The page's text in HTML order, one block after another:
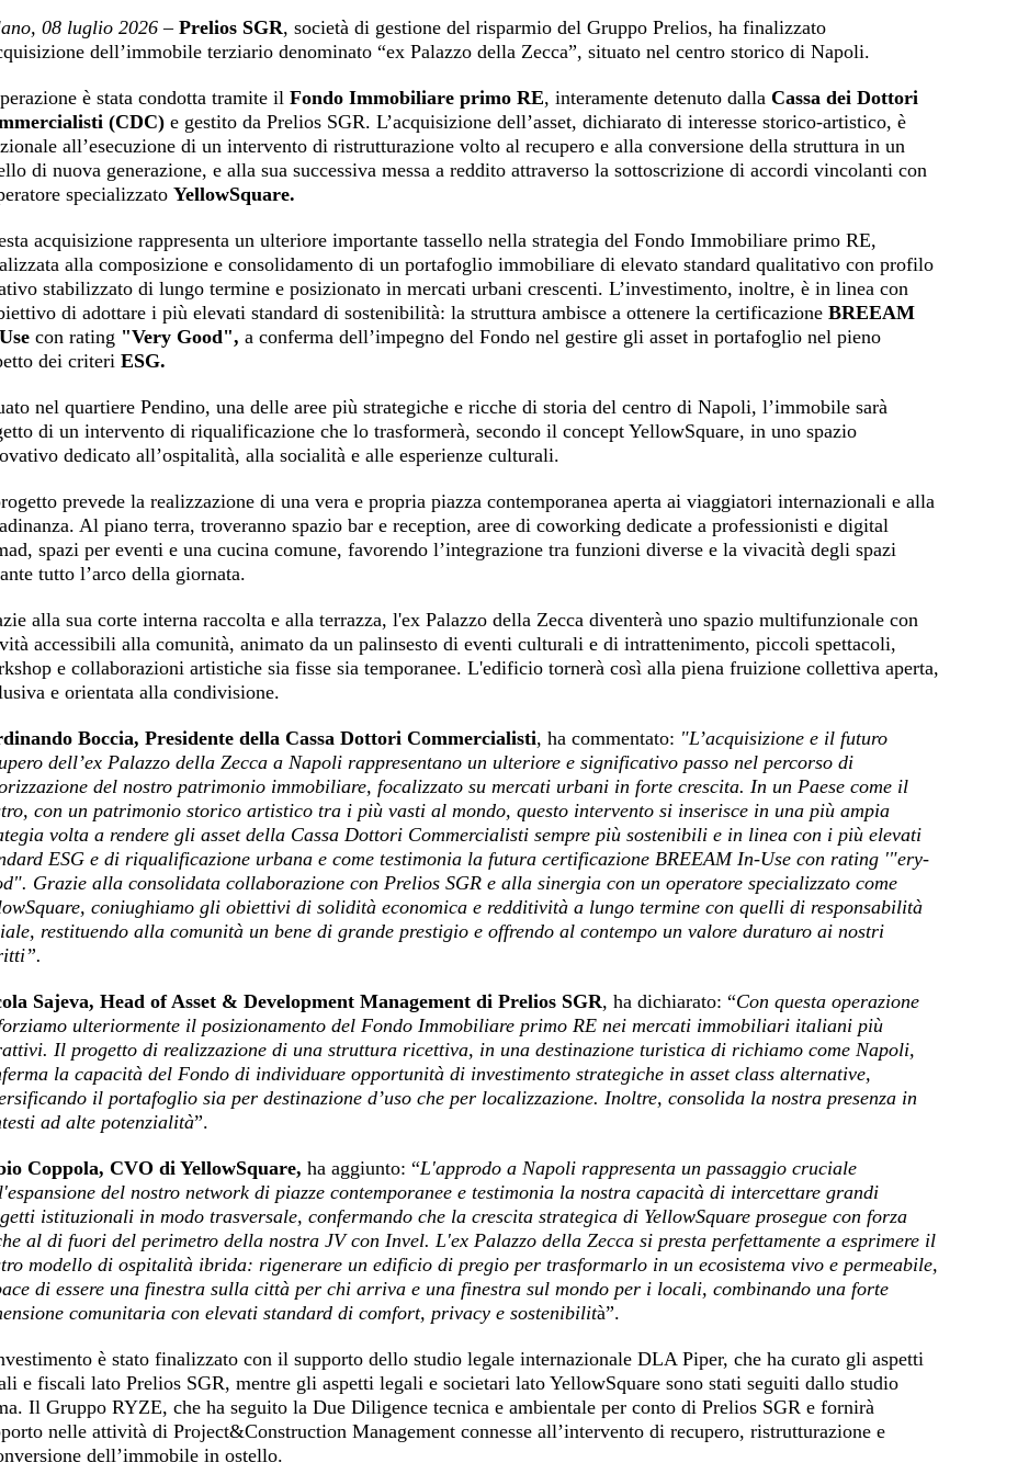
08 luglio 2026– Prelios SGR, società di gestione del risparmio del Gruppo Prelios, ha finalizzato
dell’immobile terziario denominato “ex Palazzo della Zecca”, situato nel centro storico di Napoli.
è stata condotta tramite il Fondo Immobiliare primo RE, interamente detenuto dalla Cassa dei Dottori
(CDC) e gestito da Prelios SGR. L’acquisizione dell’asset, dichiarato di interesse storico-artistico, è
all’esecuzione di un intervento di ristrutturazione volto al recupero e alla conversione della struttura in un
di nuova generazione, e alla sua successiva messa a reddito attraverso la sottoscrizione di accordi vincolanti con
specializzato YellowSquare.
acquisizione rappresenta un ulteriore importante tassello nella strategia del Fondo Immobiliare primo RE,
alla composizione e consolidamento di un portafoglio immobiliare di elevato standard qualitativo con profilo
stabilizzato di lungo termine e posizionato in mercati urbani crescenti. L’investimento, inoltre, è in linea con
di adottare i più elevati standard di sostenibilità: la struttura ambisce a ottenere la certificazione BREEAM
con rating "Very Good", a conferma dell’impegno del Fondo nel gestire gli asset in portafoglio nel pieno
dei criteri ESG.
nel quartiere Pendino, una delle aree più strategiche e ricche di storia del centro di Napoli, l’immobile sarà
di un intervento di riqualificazione che lo trasformerà, secondo il concept YellowSquare, in uno spazio
dedicato all’ospitalità, alla socialità e alle esperienze culturali.
prevede la realizzazione di una vera e propria piazza contemporanea aperta ai viaggiatori internazionali e alla
Al piano terra, troveranno spazio bar e reception, aree di coworking dedicate a professionisti e digital
spazi per eventi e una cucina comune, favorendo l’integrazione tra funzioni diverse e la vivacità degli spazi
tutto l’arco della giornata.
alla sua corte interna raccolta e alla terrazza, l'ex Palazzo della Zecca diventerà uno spazio multifunzionale con
accessibili alla comunità, animato da un palinsesto di eventi culturali e di intrattenimento, piccoli spettacoli,
e collaborazioni artistiche sia fisse sia temporanee. L'edificio tornerà così alla piena fruizione collettiva aperta,
e orientata alla condivisione.
Boccia, Presidente della Cassa Dottori Commercialisti, ha commentato: "L’acquisizione e il futuro
dell’ex Palazzo della Zecca a Napoli rappresentano un ulteriore e significativo passo nel percorso di
del nostro patrimonio immobiliare, focalizzato su mercati urbani in forte crescita. In un Paese come il
con un patrimonio storico artistico tra i più vasti al mondo, questo intervento si inserisce in una più ampia
volta a rendere gli asset della Cassa Dottori Commercialisti sempre più sostenibili e in linea con i più elevati
ESG e di riqualificazione urbana e come testimonia la futura certificazione BREEAM In-Use con rating '"ery-
Grazie alla consolidata collaborazione con Prelios SGR e alla sinergia con un operatore specializzato come
coniughiamo gli obiettivi di solidità economica e redditività a lungo termine con quelli di responsabilità
restituendo alla comunità un bene di grande prestigio e offrendo al contempo un valore duraturo ai nostri
Sajeva, Head of Asset & Development Management di Prelios SGR, ha dichiarato: “Con questa operazione
ulteriormente il posizionamento del Fondo Immobiliare primo RE nei mercati immobiliari italiani più
Il progetto di realizzazione di una struttura ricettiva, in una destinazione turistica di richiamo come Napoli,
la capacità del Fondo di individuare opportunità di investimento strategiche in asset class alternative,
il portafoglio sia per destinazione d’uso che per localizzazione. Inoltre, consolida la nostra presenza in
ad alte potenzialità”.
Coppola, CVO di YellowSquare, ha aggiunto: “L'approdo a Napoli rappresenta un passaggio cruciale
del nostro network di piazze contemporanee e testimonia la nostra capacità di intercettare grandi
istituzionali in modo trasversale, confermando che la crescita strategica di YellowSquare prosegue con forza
al di fuori del perimetro della nostra JV con Invel. L'ex Palazzo della Zecca si presta perfettamente a esprimere il
modello di ospitalità ibrida: rigenerare un edificio di pregio per trasformarlo in un ecosistema vivo e permeabile,
di essere una finestra sulla città per chi arriva e una finestra sul mondo per i locali, combinando una forte
comunitaria con elevati standard di comfort, privacy e sostenibilità”.
è stato finalizzato con il supporto dello studio legale internazionale DLA Piper, che ha curato gli aspetti
e fiscali lato Prelios SGR, mentre gli aspetti legali e societari lato YellowSquare sono stati seguiti dallo studio
Il Gruppo RYZE, che ha seguito la Due Diligence tecnica e ambientale per conto di Prelios SGR e fornirà
nelle attività di Project&Construction Management connesse all’intervento di recupero, ristrutturazione e
dell’immobile in ostello.